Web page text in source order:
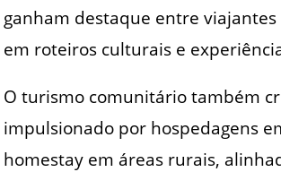
ganham destaque entre
em roteiros culturais e
O turismo comunitário também
impulsionado por hospedagens
homestay em áreas rurais,